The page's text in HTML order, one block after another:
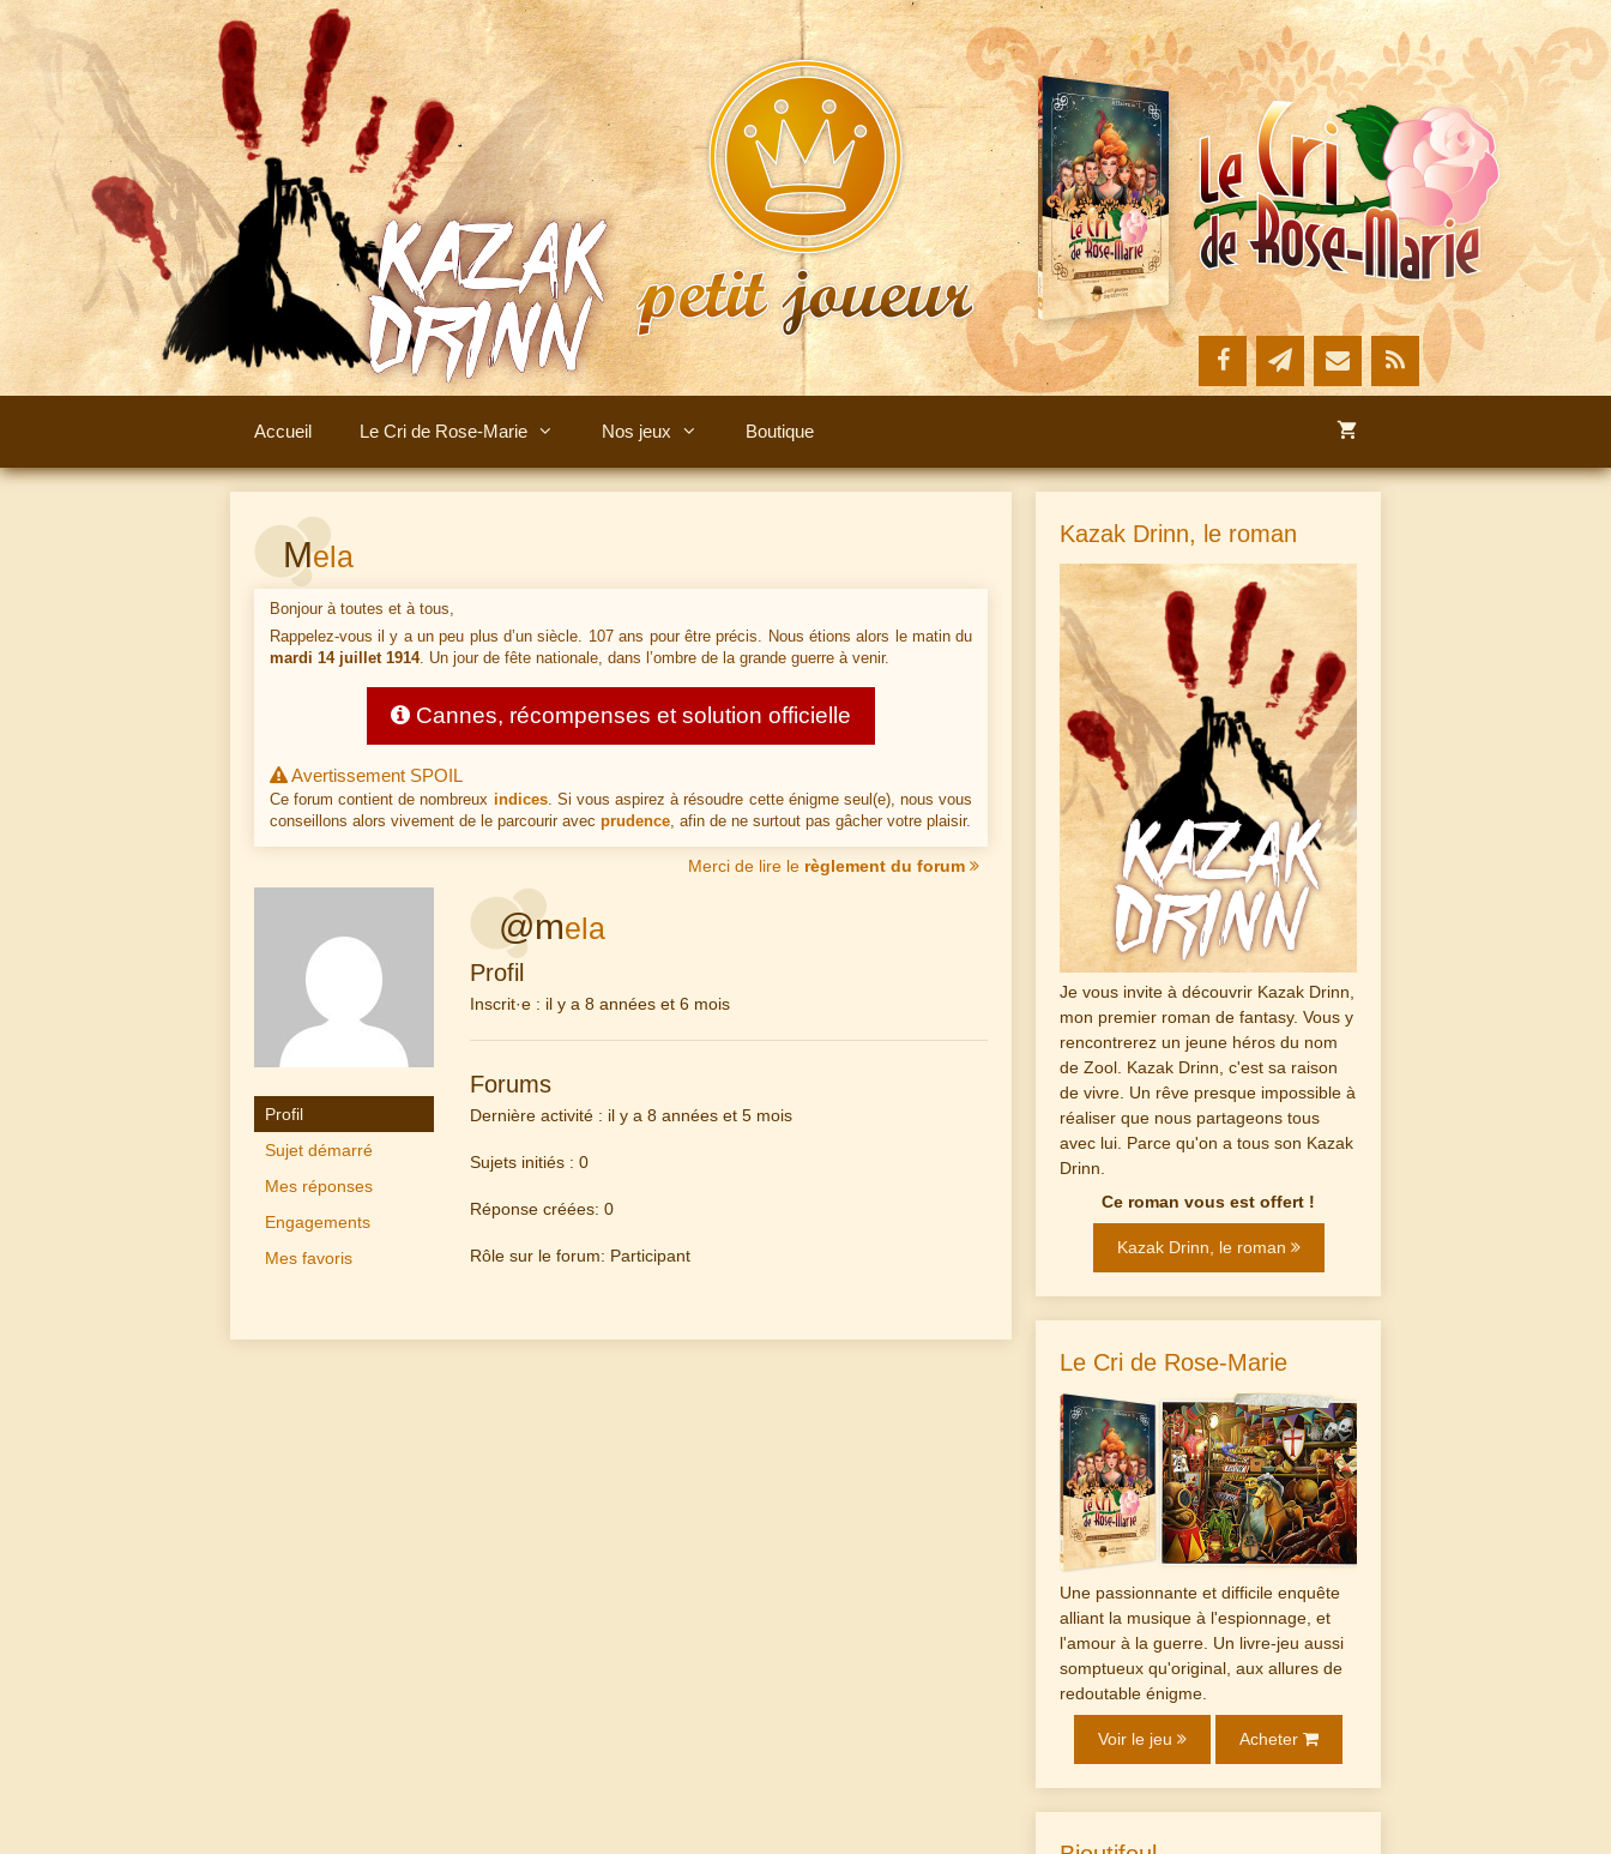
au
contenu
Accueil Le Cri de Rose-Marie Nos jeux Boutique
Mela
Bonjour à toutes et à tous,
Rappelez-vous il y a un peu plus d’un siècle. 107 ans pour être précis. Nous étions alors le matin du
mardi 14 juillet 1914. Un jour de fête nationale, dans l’ombre de la grande guerre à venir.
Cannes, récompenses et solution officielle
Avertissement SPOIL
Ce forum contient de nombreux indices. Si vous aspirez à résoudre cette énigme seul(e), nous vous
conseillons alors vivement de le parcourir avec prudence, afin de ne surtout pas gâcher votre plaisir.
Merci de lire le règlement du forum
Profil
Sujet démarré
Mes réponses
Engagements
Mes favoris
@mela
Profil
Inscrit·e : il y a 8 années et 6 mois
Forums
Dernière activité : il y a 8 années et 5 mois
Sujets initiés : 0
Réponse créées: 0
Rôle sur le forum: Participant
Kazak Drinn, le roman
Je vous invite à découvrir Kazak Drinn,
mon premier roman de fantasy. Vous y
rencontrerez un jeune héros du nom
de Zool. Kazak Drinn, c'est sa raison
de vivre. Un rêve presque impossible à
réaliser que nous partageons tous
avec lui. Parce qu'on a tous son Kazak
Drinn.
Ce roman vous est offert !
Kazak Drinn, le roman
Le Cri de Rose-Marie
Une passionnante et difficile enquête
alliant la musique à l'espionnage, et
l'amour à la guerre. Un livre-jeu aussi
somptueux qu'original, aux allures de
redoutable énigme.
Voir le jeu Acheter